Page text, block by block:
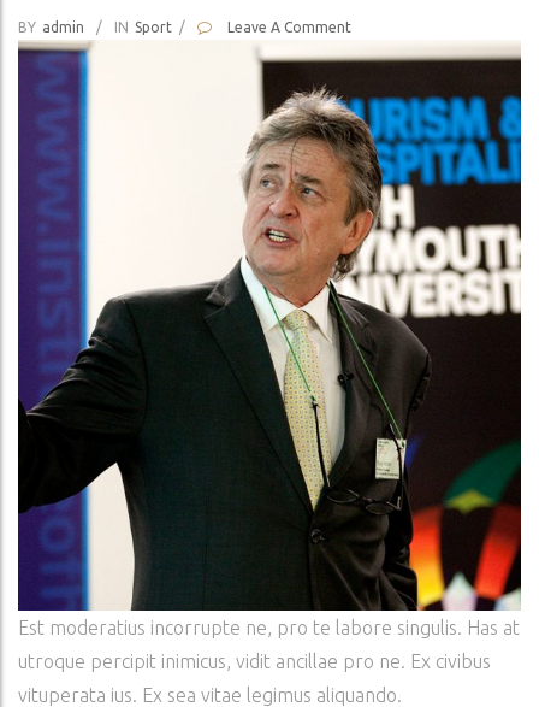
BY Admin / IN Sport / Leave A Comment
Est moderatius incorrupte ne, pro te labore singulis. Has at
utroque percipit inimicus, vidit ancillae pro ne. Ex civibus
vituperata ius. Ex sea vitae legimus aliquando.